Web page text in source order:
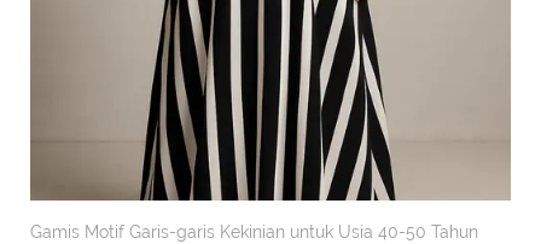
Gamis Motif Garis-garis Kekinian untuk Usia 40-50 Tahun